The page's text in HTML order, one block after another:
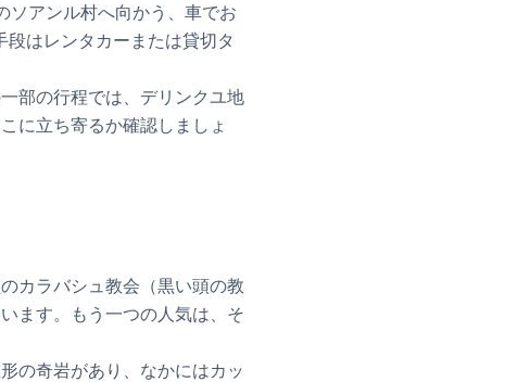
ソアンル村へ向かう、車でお
はレンタカーまたは貸切タ
部の行程では、デリンクユ地
に立ち寄るか確認しましょ
カラバシュ教会（黒い頭の教
ます。もう一つの人気は、そ
の奇岩があり、なかにはカッ